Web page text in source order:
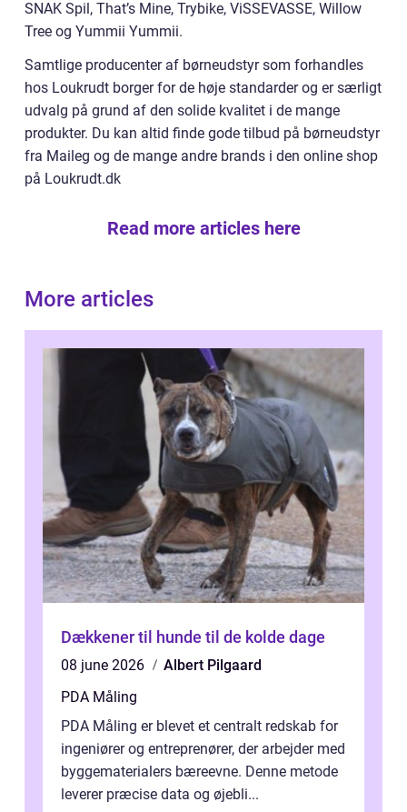
SNAK Spil, That’s Mine, Trybike, ViSSEVASSE, Willow
Tree og Yummii Yummii.
Samtlige producenter af børneudstyr som forhandles
hos Loukrudt borger for de høje standarder og er særligt
udvalg på grund af den solide kvalitet i de mange
produkter. Du kan altid finde gode tilbud på børneudstyr
fra Maileg og de mange andre brands i den online shop
på Loukrudt.dk
Read more articles here
More articles
Dækkener til hunde til de kolde dage
08 june 2026
Albert Pilgaard
PDA Måling
PDA Måling er blevet et centralt redskab for
ingeniører og entreprenører, der arbejder med
byggematerialers bæreevne. Denne metode
leverer præcise data og øjebli...